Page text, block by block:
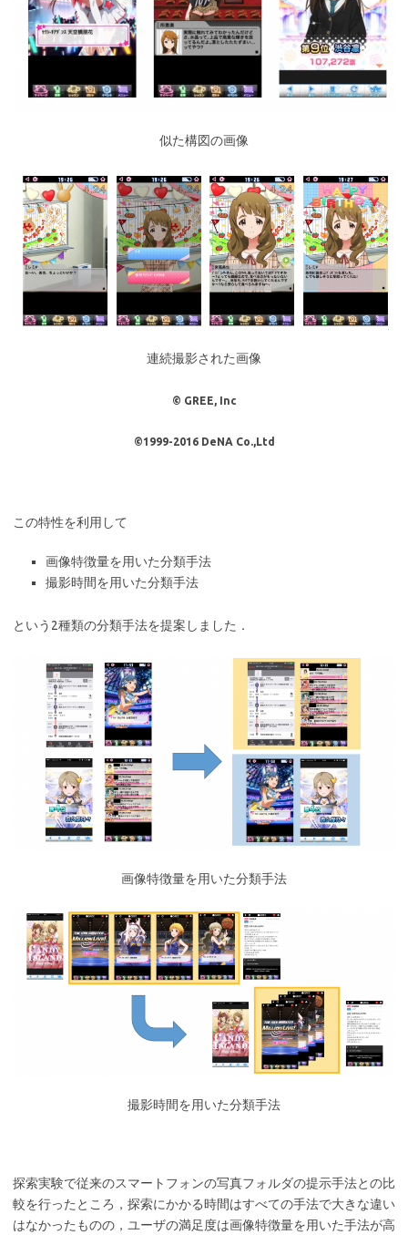
似た構図の画像
連続撮影された画像
© GREE, Inc
©1999-2016 DeNA Co.,Ltd
この特性を利用して
画像特徴量を用いた分類手法
撮影時間を用いた分類手法
という2種類の分類手法を提案しました．
画像特徴量を用いた分類手法
撮影時間を用いた分類手法
探索実験で従来のスマートフォンの写真フォルダの提示手法との比
較を行ったところ，探索にかかる時間はすべての手法で大きな違い
はなかったものの，ユーザの満足度は画像特徴量を用いた手法が高